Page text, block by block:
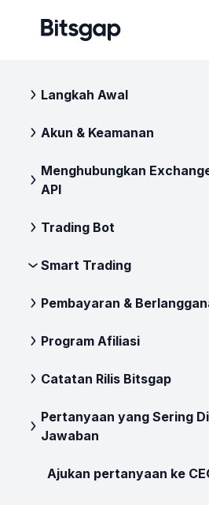
Langkah Awal
Akun & Keamanan
Menghubungkan
API
Trading Bot
Smart Trading
Pembayaran &
Program Afiliasi
Catatan Rilis Bitsgap
Pertanyaan yang Sering
Jawaban
Ajukan pertanyaan ke